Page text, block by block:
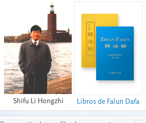
Shifu Li Hongzhi Libros de Falun Dafa